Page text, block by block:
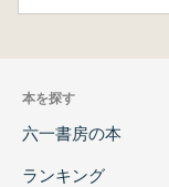
本を探す
六一書房の本
ランキング